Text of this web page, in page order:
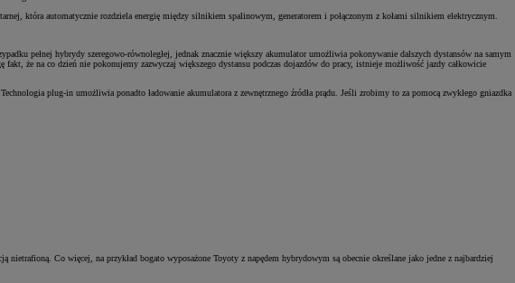
która automatycznie rozdziela energię między silnikiem spalinowym, generatorem i połączonym z kołami silnikiem elektrycznym.
pełnej hybrydy szeregowo-równoległej, jednak znacznie większy akumulator umożliwia pokonywanie dalszych dystansów na samym
fakt, że na co dzień nie pokonujemy zazwyczaj większego dystansu podczas dojazdów do pracy, istnieje możliwość jazdy całkowicie
plug-in umożliwia ponadto ładowanie akumulatora z zewnętrznego źródła prądu. Jeśli zrobimy to za pomocą zwykłego gniazdka
Co więcej, na przykład bogato wyposażone Toyoty z napędem hybrydowym są obecnie określane jako jedne z najbardziej